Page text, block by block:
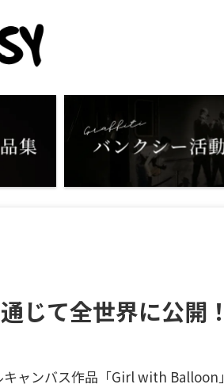
じて全世界に公開！
ャンバス作品「Girl with Balloon」